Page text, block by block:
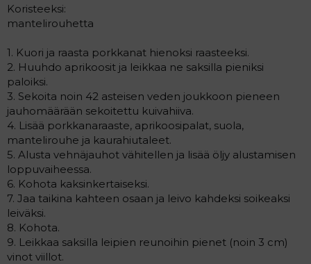
Koristeeksi:
mantelirouhetta
1. Kuori ja raasta porkkanat hienoksi raasteeksi.
2. Huuhdo aprikoosit ja leikkaa ne saksilla pieniksi
paloiksi.
3. Sekoita noin 42 asteisen veden joukkoon pieneen
jauhomäärään sekoitettu kuivahiiva.
4. Lisää porkkanaraaste, aprikoosipalat, suola,
mantelirouhe ja kaurahiutaleet.
5. Alusta vehnäjauhot vähitellen ja lisää öljy alustamisen
loppuvaiheessa.
6. Kohota kaksinkertaiseksi.
7. Jaa taikina kahteen osaan ja leivo kahdeksi soikeaksi
leiväksi.
8. Kohota.
9. Leikkaa saksilla leipien reunoihin pienet (noin 3 cm)
vinot viillot.